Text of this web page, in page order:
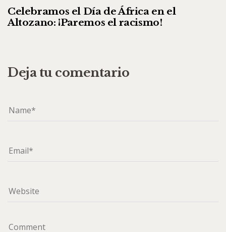
Celebramos el Día de África en el
Altozano: ¡Paremos el racismo!
Deja tu comentario